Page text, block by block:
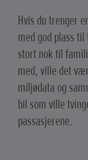
Hvis du trenger
med god plass
stort nok til
med, ville det
miljødata og
bil som ville
passasjerene.